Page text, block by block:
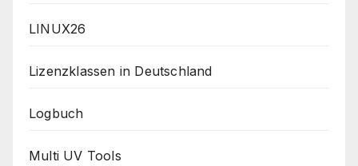
LINUX26
Lizenzklassen in Deutschland
Logbuch
Multi UV Tools